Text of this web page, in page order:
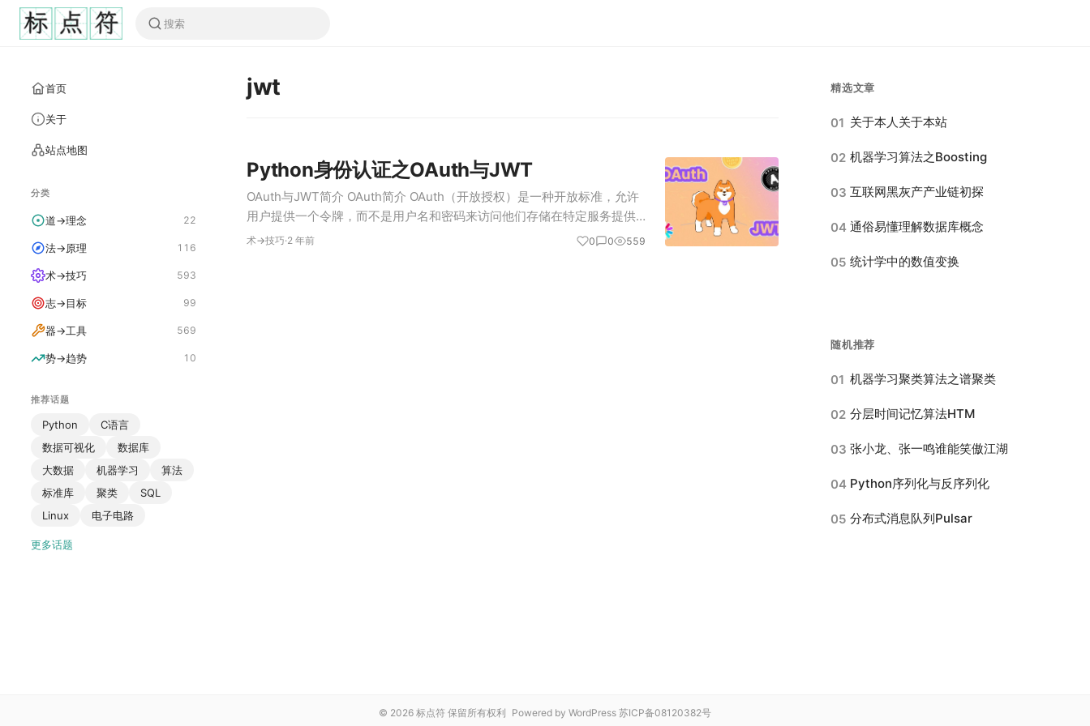
首页
关于
站点地图
分类
道→理念 22
法→原理 116
术→技巧 593
志→目标 99
器→工具 569
势→趋势 10
推荐话题
Python
C语言
数据可视化
数据库
大数据
机器学习
算法
标准库
聚类
SQL
Linux
电子电路
更多话题
jwt
Python身份认证之OAuth与JWT
OAuth与JWT简介 OAuth简介 OAuth（开放授权）是一种开放标准，允许
用户提供一个令牌，而不是用户名和密码来访问他们存储在特定服务提供
者的数据。这使得第三方服务可以在不暴露用户凭证的情况下，获得对用
术→技巧·2 年前 0 0 559
精选文章
01 关于本人关于本站
02 机器学习算法之Boosting
03 互联网黑灰产产业链初探
04 通俗易懂理解数据库概念
05 统计学中的数值变换
随机推荐
01 机器学习聚类算法之谱聚类
02 分层时间记忆算法HTM
03 张小龙、张一鸣谁能笑傲江湖
04 Python序列化与反序列化
05 分布式消息队列Pulsar
© 2026 标点符 保留所有权利 Powered by WordPress 苏ICP备08120382号